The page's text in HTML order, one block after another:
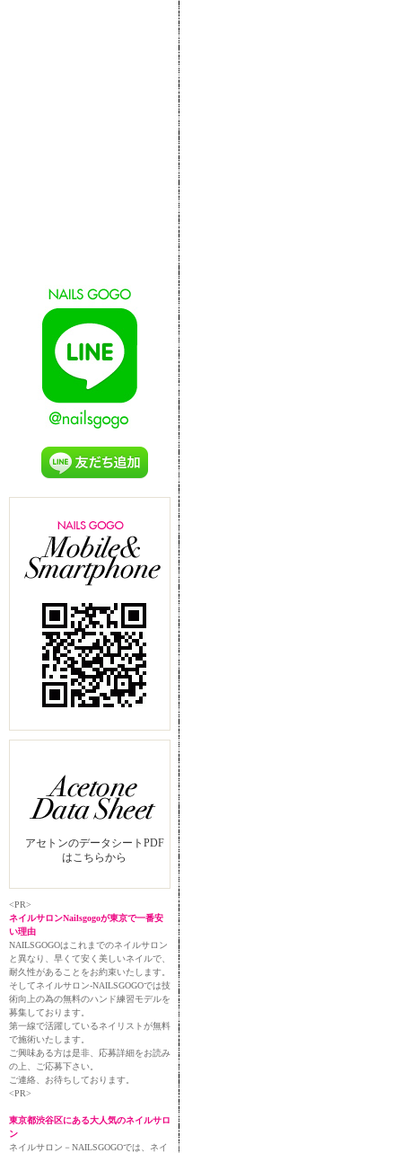
アセトンのデータシートPDF
はこちらから
<PR>
ネイルサロンNailsgogoが東京で一番安
い理由
NAILSGOGOはこれまでのネイルサロン
と異なり、早くて安く美しいネイルで、
耐久性があることをお約束いたします。
そしてネイルサロン-NAILSGOGOでは技
術向上の為の無料のハンド練習モデルを
募集しております。
第一線で活躍しているネイリストが無料
で施術いたします。
ご興味ある方は是非、応募詳細をお読み
の上、ご応募下さい。
ご連絡、お待ちしております。
<PR>
東京都渋谷区にある大人気のネイルサロ
ン
ネイルサロン－NAILSGOGOでは、ネイ